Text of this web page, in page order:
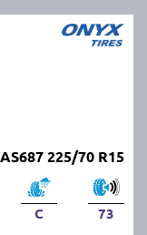
225/70 R15
C 73